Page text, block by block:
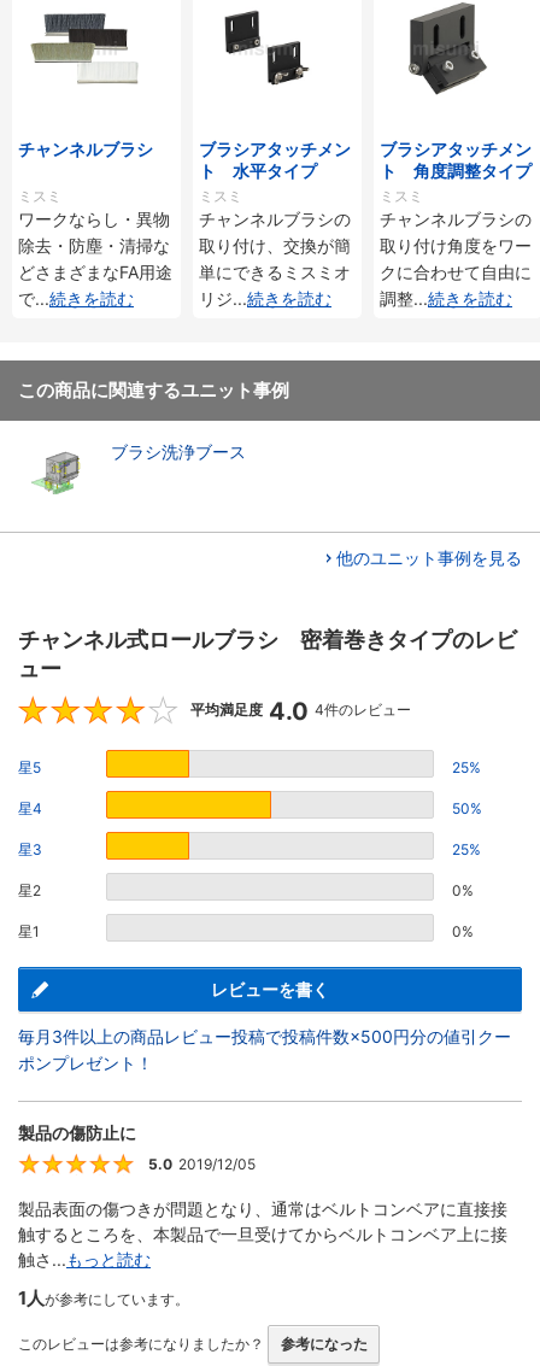
チャンネルブラシ
ミスミ
ワークならし・異物
除去・防塵・清掃な
どさまざまなFA用途
で...続きを読む
ブラシアタッチメン
ト 水平タイプ
ミスミ
チャンネルブラシの
取り付け、交換が簡
単にできるミスミオ
リジ...続きを読む
ブラシアタッチメン
ト 角度調整タイプ
ミスミ
チャンネルブラシの
取り付け角度をワー
クに合わせて自由に
調整...続きを読む
この商品に関連するユニット事例
ブラシ洗浄ブース
他のユニット事例を見る
チャンネル式ロールブラシ 密着巻きタイプのレビ
ュー
4
平均満足度 4.0 4件のレビュー
星5 25%
星4 50%
星3 25%
星2 0%
星1 0%
レビューを書く
毎月3件以上の商品レビュー投稿で投稿件数×500円分の値引クー
ポンプレゼント！
製品の傷防止に
5
5.0 2019/12/05
製品表面の傷つきが問題となり、通常はベルトコンベアに直接接
触するところを、本製品で一旦受けてからベルトコンベア上に接
触さ...もっと読む
1人が参考にしています。
このレビューは参考になりましたか？ 参考になった